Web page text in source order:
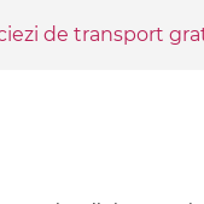
de transport